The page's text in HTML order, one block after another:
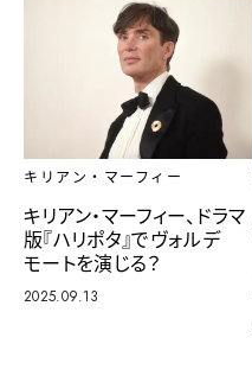
キリアン・マーフィー
キリアン・マーフィー、ドラマ
版『ハリポタ』でヴォルデ
モートを演じる？
2025.09.13